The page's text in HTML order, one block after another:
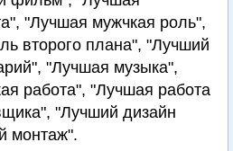
"Лучшая мужчкая роль",
второго плана", "Лучший
"Лучшая музыка",
работа", "Лучшая работа
"Лучший дизайн
монтаж".